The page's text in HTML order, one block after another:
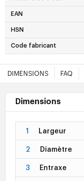
EAN
HSN
Code fabricant
DIMENSIONS FAQ
Dimensions
1 Largeur
2 Diamètre
3 Entraxe